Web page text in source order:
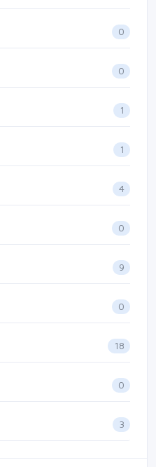
0
0
1
1
4
0
9
0
18
0
3